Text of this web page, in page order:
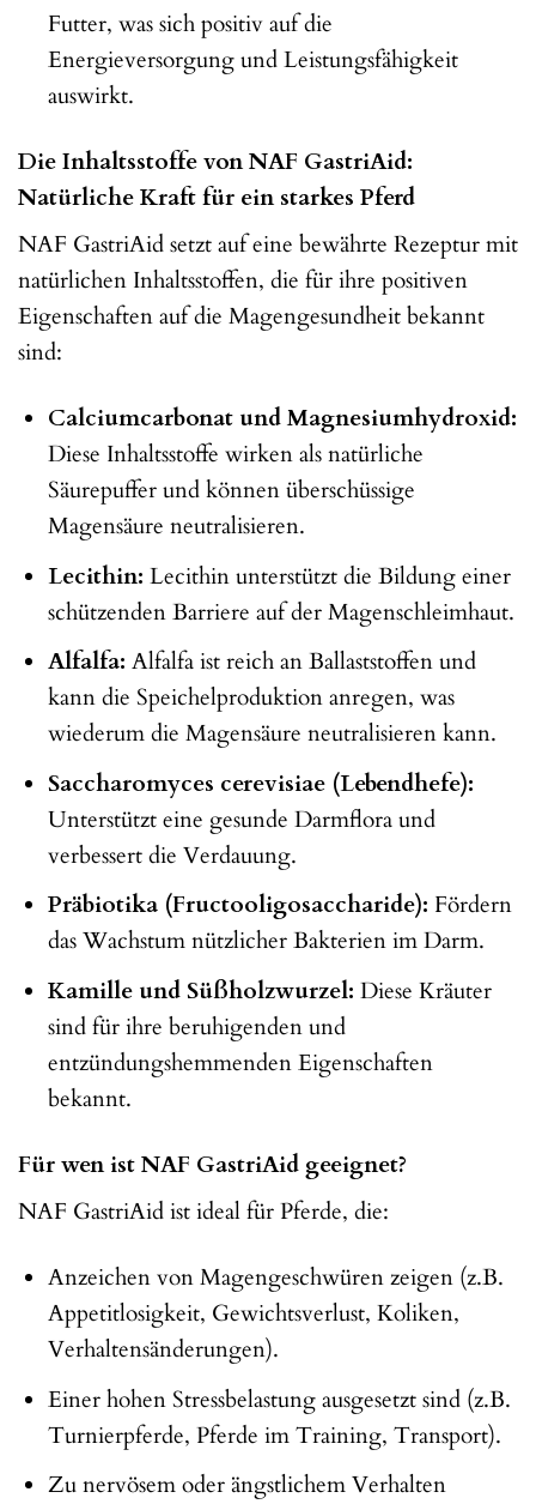
Futter, was sich positiv auf die
Energieversorgung und Leistungsfähigkeit
auswirkt.
Die Inhaltsstoffe von NAF GastriAid:
Natürliche Kraft für ein starkes Pferd
NAF GastriAid setzt auf eine bewährte Rezeptur mit
natürlichen Inhaltsstoffen, die für ihre positiven
Eigenschaften auf die Magengesundheit bekannt
sind:
Calciumcarbonat und Magnesiumhydroxid:
Diese Inhaltsstoffe wirken als natürliche
Säurepuffer und können überschüssige
Magensäure neutralisieren.
Lecithin: Lecithin unterstützt die Bildung einer
schützenden Barriere auf der Magenschleimhaut.
Alfalfa: Alfalfa ist reich an Ballaststoffen und
kann die Speichelproduktion anregen, was
wiederum die Magensäure neutralisieren kann.
Saccharomyces cerevisiae (Lebendhefe):
Unterstützt eine gesunde Darmflora und
verbessert die Verdauung.
Präbiotika (Fructooligosaccharide): Fördern
das Wachstum nützlicher Bakterien im Darm.
Kamille und Süßholzwurzel: Diese Kräuter
sind für ihre beruhigenden und
entzündungshemmenden Eigenschaften
bekannt.
Für wen ist NAF GastriAid geeignet?
NAF GastriAid ist ideal für Pferde, die:
Anzeichen von Magengeschwüren zeigen (z.B.
Appetitlosigkeit, Gewichtsverlust, Koliken,
Verhaltensänderungen).
Einer hohen Stressbelastung ausgesetzt sind (z.B.
Turnierpferde, Pferde im Training, Transport).
Zu nervösem oder ängstlichem Verhalten